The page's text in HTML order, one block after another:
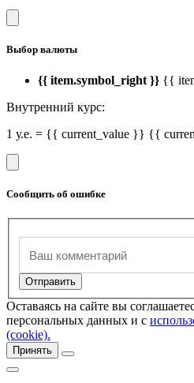
Выбор валюты
{{ item.symbol_right }} {{
Внутренний курс:
1 у.е. = {{ current_value }} {{
Сообщить об ошибке
Оставаясь на сайте вы
персональных данных и с
(cookie).
Принять